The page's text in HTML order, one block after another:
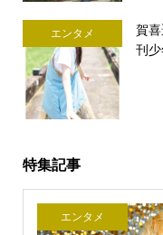
エンタメ
賀
刊
特集記事
エンタメ